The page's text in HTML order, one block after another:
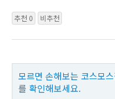
추천 0 비추천
모르면 손해보는 코스모
를 확인해보세요.